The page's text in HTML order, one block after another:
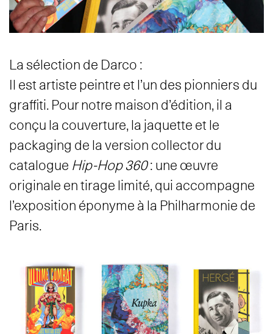
La sélection de Darco :
Il est artiste peintre et l’un des pionniers du
graffiti. Pour notre maison d’édition, il a
conçu la couverture, la jaquette et le
packaging de la version collector du
catalogue Hip-Hop 360: une œuvre
originale en tirage limité, qui accompagne
l’exposition éponyme à la Philharmonie de
Paris.